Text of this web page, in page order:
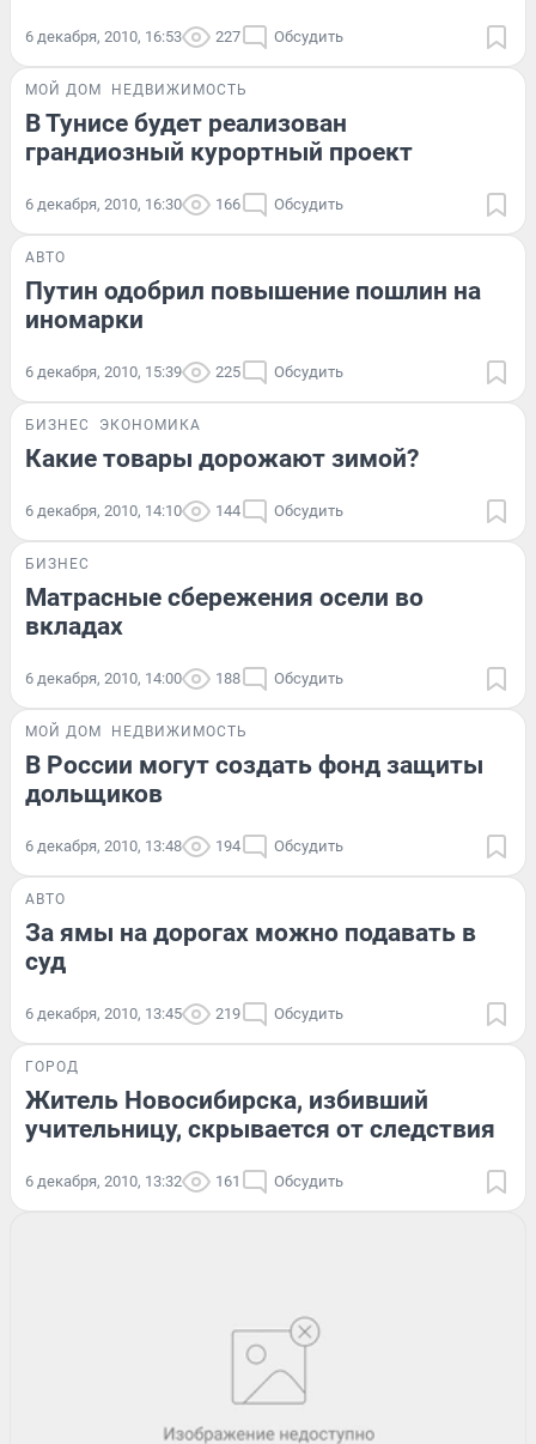
6 декабря, 2010, 16:53 227 Обсудить
МОЙ ДОМ НЕДВИЖИМОСТЬ
В Тунисе будет реализован
грандиозный курортный проект
6 декабря, 2010, 16:30 166 Обсудить
АВТО
Путин одобрил повышение пошлин на
иномарки
6 декабря, 2010, 15:39 225 Обсудить
БИЗНЕС ЭКОНОМИКА
Какие товары дорожают зимой?
6 декабря, 2010, 14:10 144 Обсудить
БИЗНЕС
Матрасные сбережения осели во
вкладах
6 декабря, 2010, 14:00 188 Обсудить
МОЙ ДОМ НЕДВИЖИМОСТЬ
В России могут создать фонд защиты
дольщиков
6 декабря, 2010, 13:48 194 Обсудить
АВТО
За ямы на дорогах можно подавать в
суд
6 декабря, 2010, 13:45 219 Обсудить
ГОРОД
Житель Новосибирска, избивший
учительницу, скрывается от следствия
6 декабря, 2010, 13:32 161 Обсудить